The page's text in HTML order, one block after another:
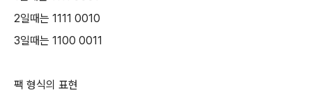
2일때는 1111 0010
3일때는 1100 0011
팩 형식의 표현